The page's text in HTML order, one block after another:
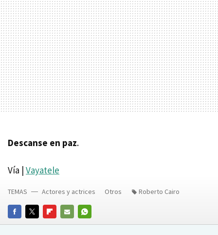
Descanse en paz.
Vía | Vayatele
FACEBOOKTWITTERFLIPBOARD
E-
WHATSAPP
TEMAS Actores y actrices Otros Roberto Cairo